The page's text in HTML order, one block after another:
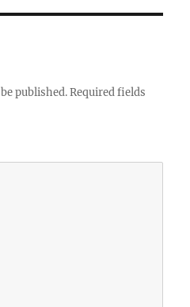
published. Required fields